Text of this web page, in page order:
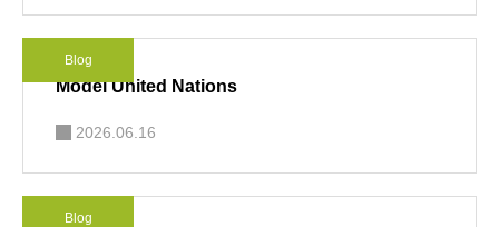
Blog
Model United Nations
2026.06.16
Blog